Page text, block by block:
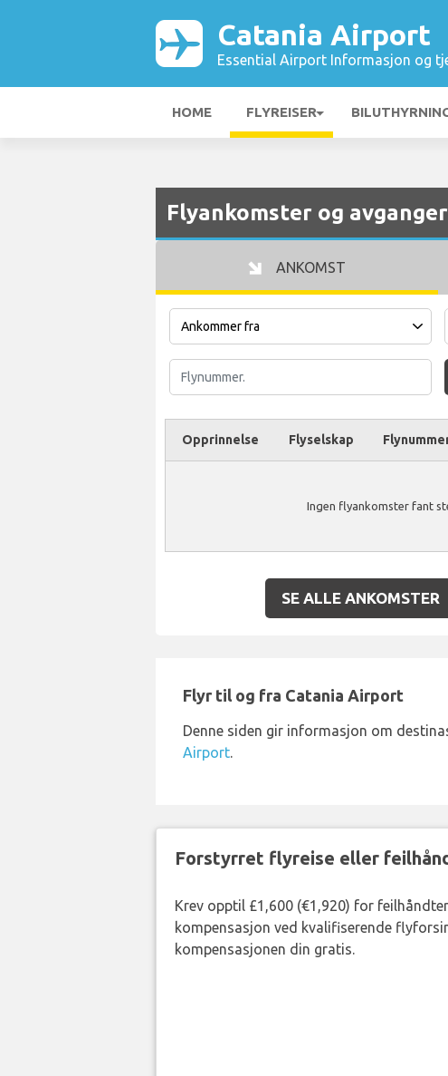
Catania Airport
Essential Airport Informasjon og
HOME FLYREISER
Flyankomster og
ANKOMST
Opprinnelse Flyselskap
Ingen flyankomster fant
SE ALLE ANKOMSTER
Flyr til og fra Catania Airport
Denne siden gir informasjon om
Airport.
Forstyrret flyreise eller
Krev opptil £1,600 (€1,920) for
kompensasjon ved kvalifiserende
kompensasjonen din gratis.